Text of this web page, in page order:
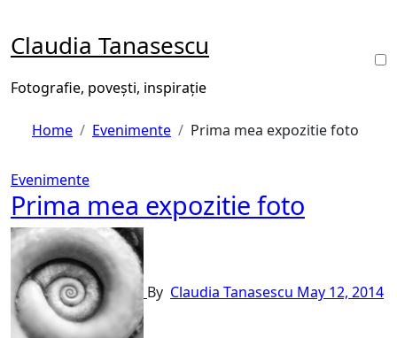
content
Claudia Tanasescu
Fotografie, povești, inspirație
Home Evenimente Prima mea expozitie foto
Evenimente
Prima mea expozitie foto
By Claudia Tanasescu May 12, 2014